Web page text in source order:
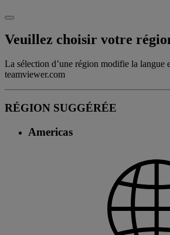
Veuillez choisir votre
La sélection d’une région modifie la langue
teamviewer.com
RÉGION SUGGÉRÉE
Americas